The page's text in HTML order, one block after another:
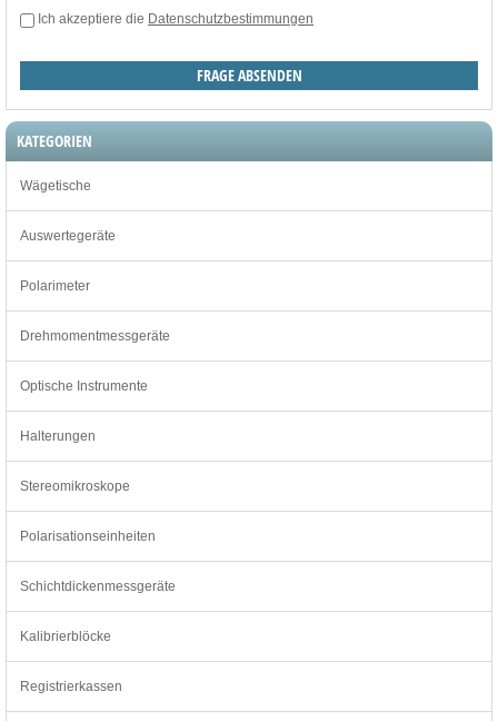
Ich akzeptiere die Datenschutzbestimmungen
KATEGORIEN
Wägetische
Auswertegeräte
Polarimeter
Drehmomentmessgeräte
Optische Instrumente
Halterungen
Stereomikroskope
Polarisationseinheiten
Schichtdickenmessgeräte
Kalibrierblöcke
Registrierkassen